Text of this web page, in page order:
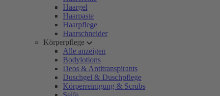
Haargel
Haarpaste
Haarpflege
Haarschneider
Körperpflege
Alle anzeigen
Bodylotions
Deos & Antitranspirants
Duschgel & Duschpflege
Körperreinigung & Scrubs